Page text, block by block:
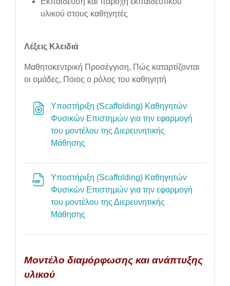
υλικού στους καθηγητές
Λέξεις Κλειδιά
Μαθητοκεντρική Προσέγγιση, Πώς καταρτίζονται
οι ομάδες, Ποιος ο ρόλος του καθηγητή
Υποστήριξη (Scaffolding) Καθηγητών
Φυσικών Επιστημών για την εφαρμογή
του μοντέλου της Διερευνητικής
Μάθησης
Υποστήριξη (Scaffolding) Καθηγητών
Φυσικών Επιστημών για την εφαρμογή
του μοντέλου της Διερευνητικής
Μάθησης
Μοντέλο διαμόρφωσης και ανάπτυξης
υλικού